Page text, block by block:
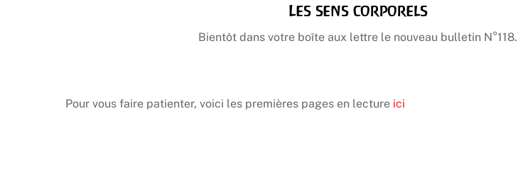
Les sens corporels
Bientôt dans votre boîte aux lettre le nouveau bulletin N°118.
Pour vous faire patienter, voici les premières pages en lecture ici